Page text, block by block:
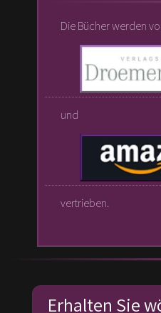
Die Bücher werden
und
vertrieben.
Erhalten Sie